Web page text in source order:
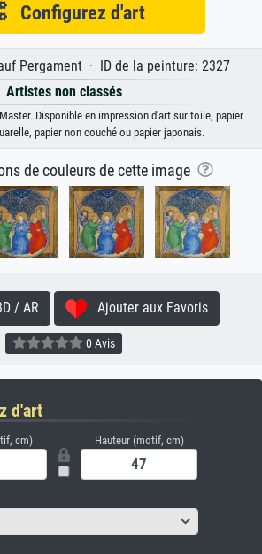
Configurez d'art
Pergament · ID de la peinture: 2327
Artistes non classés
Disponible en impression d'art sur toile, papier
papier non couché ou papier japonais.
de couleurs de cette image
/ AR Ajouter aux Favoris
0 Avis
d'art
cm) Hauteur (motif, cm)